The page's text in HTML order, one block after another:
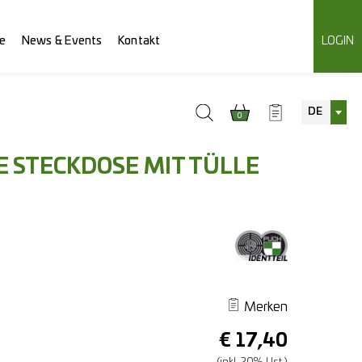
News & Events Kontakt LOGIN
0 DE
STECKDOSE MIT TÜLLE
Merken
€ 17,40